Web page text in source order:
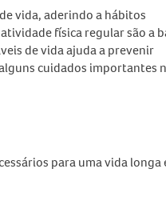
vida,aderindo a hábitos
física regular são a
de vida ajuda a prevenir
cuidados importantes
para uma vida longa